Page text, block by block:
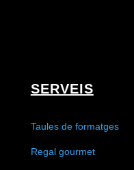
SERVEIS
Taules de formatges
Regal gourmet